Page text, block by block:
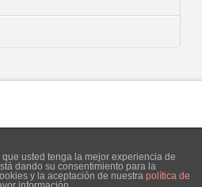
X Instagram
usted tenga la mejor experiencia de
dando su consentimiento para la
y la aceptación de nuestra política de